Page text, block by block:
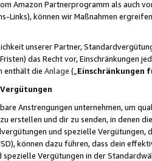
Amazon Partnerprogramm als auch
Links), können wir Maßnahmen
unserer Partner,
das Recht vor,
enthält die Anlage („ Einschränkungen
Anstrengungen unternehmen, um
erstellen und dir zu senden, in denen
und spezielle
können dazu führen, dass dein
Vergütungen in der